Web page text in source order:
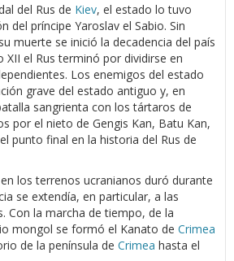
del Rus de Kiev, el estado lo tuvo
del príncipe Yaroslav el Sabio. Sin
muerte se inició la decadencia del país
XII el Rus terminó por dividirse en
Los enemigos del estado
grave del estado antiguo y, en
sangrienta con los tártaros de
por el nieto de Gengis Kan, Batu Kan,
punto final en la historia del Rus de
los terrenos ucranianos duró durante
se extendía, en particular, a las
Con la marcha de tiempo, de la
mongol se formó el Kanato de Crimea
de la península de Crimea hasta el